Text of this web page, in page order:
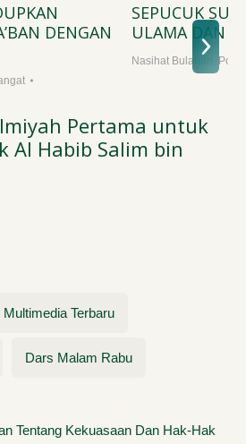
DENGAN
SEPUCUK
ULAMA DAN
Nasihat Bulanan
Pertama untuk
Al Habib Salim bin
Multimedia Terbaru
Dars Malam Rabu
Tentang Kekuasaan Dan Hak-Hak